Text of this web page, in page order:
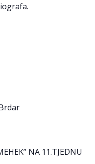
NA 11.TJEDNU